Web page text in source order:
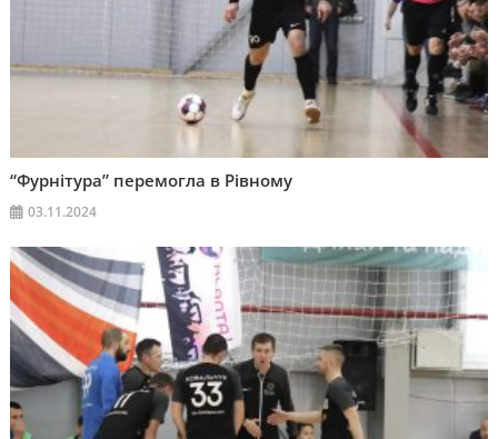
“Фурнітура” перемогла в Рівному
03.11.2024